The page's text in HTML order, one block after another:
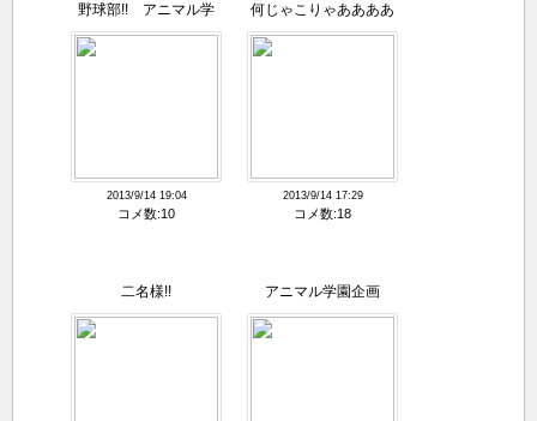
野球部!! アニマル学
2013/9/14 19:04
コメ数:10
何じゃこりゃああああ
2013/9/14 17:29
コメ数:18
二名様!! アニマル学園企画